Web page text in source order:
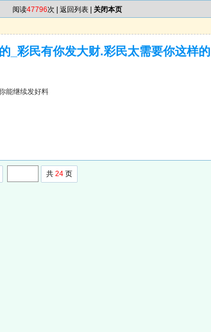
阅读47796次 | 返回列表 关闭本页
_彩民有你发大财.彩民太需要你这样的
能继续发好料
共 24 页